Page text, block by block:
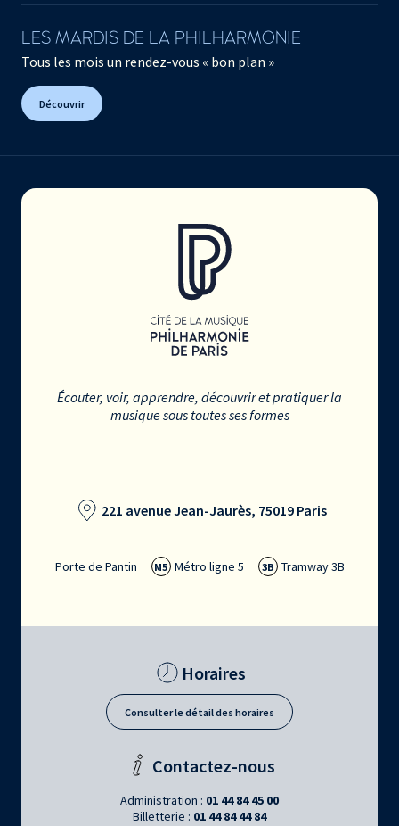
LES MARDIS DE LA PHILHARMONIE
Tous les mois un rendez-vous « bon plan »
Découvrir
Écouter, voir, apprendre, découvrir et pratiquer la
musique sous toutes ses formes
221 avenue Jean-Jaurès, 75019 Paris
Porte de Pantin M5 Métro ligne 5 3B Tramway 3B
Horaires
Consulter le détail des horaires
Contactez-nous
Administration : 01 44 84 45 00
Billetterie : 01 44 84 44 84